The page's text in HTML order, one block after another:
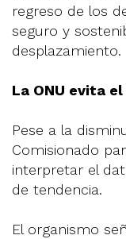
regreso de los
seguro y
desplazamiento.
La ONU evita
Pese a la
Comisionado
interpretar el
de tendencia.
El organismo